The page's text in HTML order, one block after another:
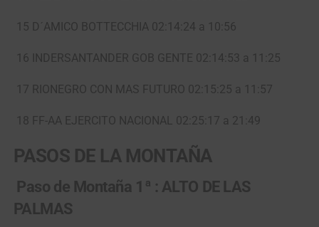
15 D´AMICO BOTTECCHIA 02:14:24 a 10:56
16 INDERSANTANDER GOB GENTE 02:14:53 a 11:25
17 RIONEGRO CON MAS FUTURO 02:15:25 a 11:57
18 FF-AA EJERCITO NACIONAL 02:25:17 a 21:49
PASOS DE LA MONTAÑA
Paso de Montaña 1ª : ALTO DE LAS
PALMAS